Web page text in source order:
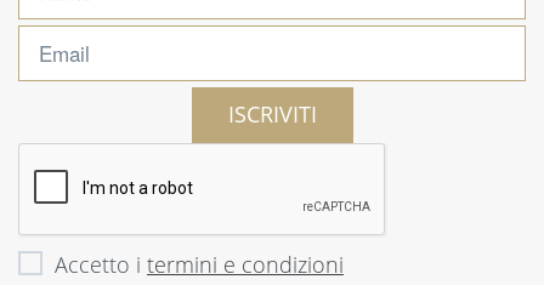
ISCRIVITI
Accetto i termini e condizioni